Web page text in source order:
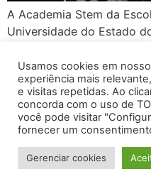
A Academia Stem da
Universidade do Estado
Adventures (Asad). O
pesquisa e
UEA, foi criado para
objetivo de incentivar o
2026 - Amazônia
Usamos cookies em
experiência mais
e visitas repetidas. Ao
concorda com o uso de
você pode visitar
fornecer um
Gerenciar cookies